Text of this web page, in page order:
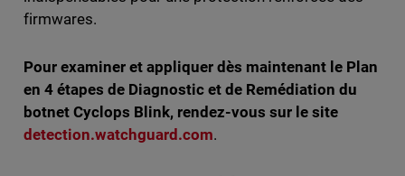
firmwares.
Pour examiner et appliquer dès maintenant le Plan
en 4 étapes de Diagnostic et de Remédiation du
botnet Cyclops Blink, rendez-vous sur le site
detection.watchguard.com.